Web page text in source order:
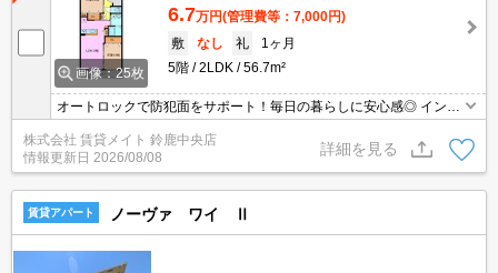
画像：25枚
6.7万円(管理費等：7,000円)
敷
なし 礼
1ヶ月
5階
2LDK 56.7m²
オートロックで防犯面をサポート！毎日の暮らしに安心感◎ インタ
ーネット無料物件！面倒な個人での手続き不要でご利用いただけま
す♪私生活はもちろん、テレワーク勤務の方にもオススメですよ！
株式会社 賃貸メイト 鈴鹿中央店
情報更新日 2026/08/08
詳細を見る
賃貸アパート ノーヴァ ワイ Ⅱ